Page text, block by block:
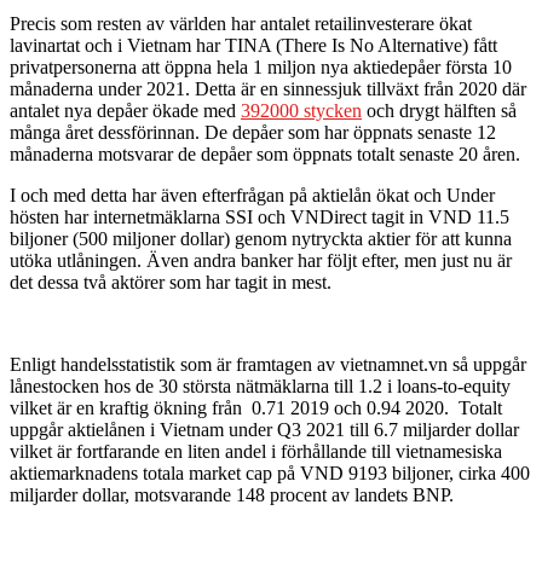
Precis som resten av världen har antalet retailinvesterare ökat
lavinartat och i Vietnam har TINA (There Is No Alternative) fått
privatpersonerna att öppna hela 1 miljon nya aktiedepåer första 10
månaderna under 2021. Detta är en sinnessjuk tillväxt från 2020 där
antalet nya depåer ökade med 392000 stycken och drygt hälften så
många året dessförinnan. De depåer som har öppnats senaste 12
månaderna motsvarar de depåer som öppnats totalt senaste 20 åren.
I och med detta har även efterfrågan på aktielån ökat och Under
hösten har internetmäklarna SSI och VNDirect tagit in VND 11.5
biljoner (500 miljoner dollar) genom nytryckta aktier för att kunna
utöka utlåningen. Även andra banker har följt efter, men just nu är
det dessa två aktörer som har tagit in mest.
Enligt handelsstatistik som är framtagen av vietnamnet.vn så uppgår
lånestocken hos de 30 största nätmäklarna till 1.2 i loans-to-equity
vilket är en kraftig ökning från 0.71 2019 och 0.94 2020. Totalt
uppgår aktielånen i Vietnam under Q3 2021 till 6.7 miljarder dollar
vilket är fortfarande en liten andel i förhållande till vietnamesiska
aktiemarknadens totala market cap på VND 9193 biljoner, cirka 400
miljarder dollar, motsvarande 148 procent av landets BNP.